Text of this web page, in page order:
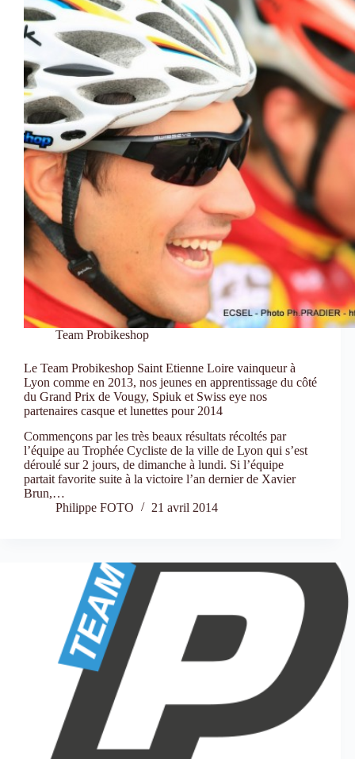
Team Probikeshop
Le Team Probikeshop Saint Etienne Loire vainqueur à
Lyon comme en 2013, nos jeunes en apprentissage du côté
du Grand Prix de Vougy, Spiuk et Swiss eye nos
partenaires casque et lunettes pour 2014
Commençons par les très beaux résultats récoltés par
l’équipe au Trophée Cycliste de la ville de Lyon qui s’est
déroulé sur 2 jours, de dimanche à lundi. Si l’équipe
partait favorite suite à la victoire l’an dernier de Xavier
Brun,…
Philippe FOTO
21 avril 2014